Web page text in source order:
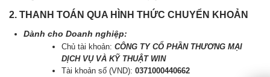
2. THANH TOÁN QUA HÌNH THỨC CHUYỂN KHOẢN
Dành cho Doanh nghiệp:
Chủ tài khoản:CÔNG TY CỔ PHẦN THƯƠNG MẠI
DỊCH VỤ VÀ KỸ THUẬT WIN
Tài khoản số (VND):0371000440662